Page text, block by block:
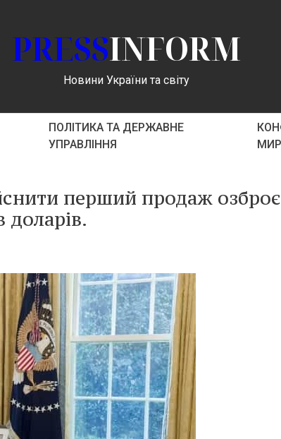
PRESSINFORM
Новини України та світу
ПОЛІТИКА ТА ДЕРЖАВНЕ
УПРАВЛІННЯ
МИР
перший продаж
доларів.